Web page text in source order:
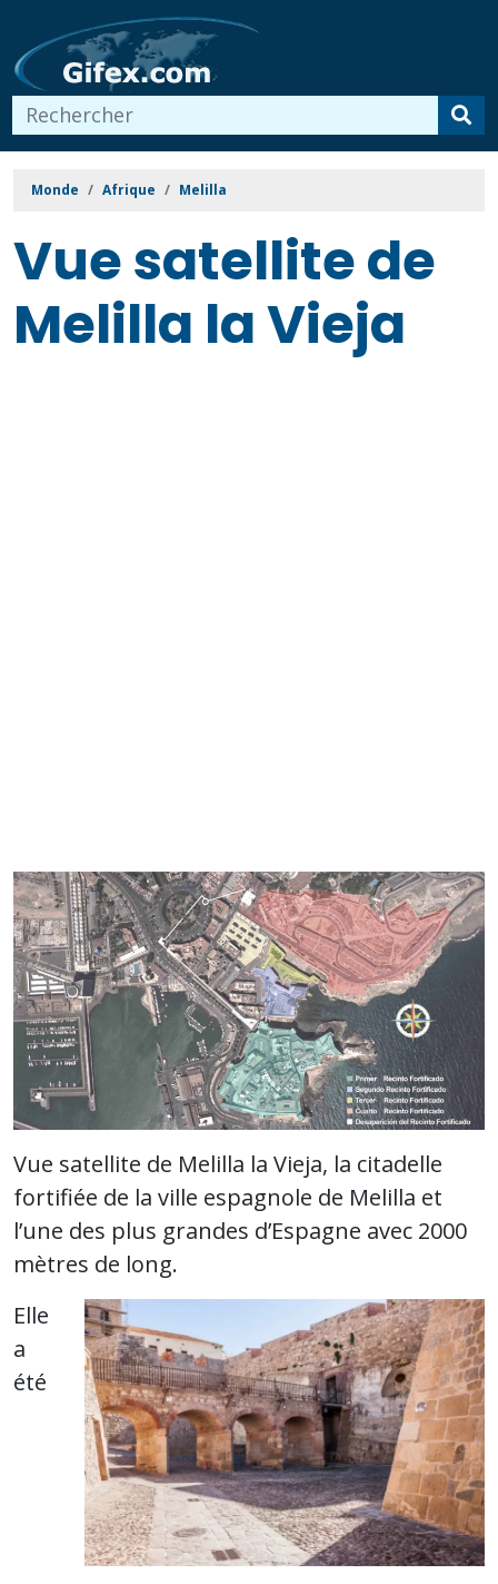
Monde Afrique Melilla
Vue satellite de
Melilla la Vieja
Vue satellite de Melilla la Vieja, la citadelle
fortifiée de la ville espagnole de Melilla et
l’une des plus grandes d’Espagne avec 2000
mètres de long.
Elle
a
été